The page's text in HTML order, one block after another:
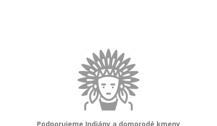
Podporujeme Indiány a domorodé kmeny